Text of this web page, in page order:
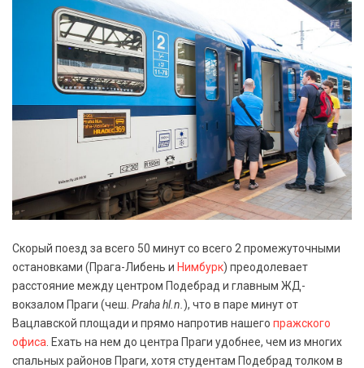
Скорый поезд за всего 50 минут со всего 2 промежуточными
остановками (Прага-Либень и Нимбурк) преодолевает
расстояние между центром Подебрад и главным ЖД-
вокзалом Праги (чеш. Praha hl.n. ), что в паре минут от
Вацлавской площади и прямо напротив нашего пражского
офиса . Ехать на нем до центра Праги удобнее, чем из многих
спальных районов Праги, хотя студентам Подебрад толком в